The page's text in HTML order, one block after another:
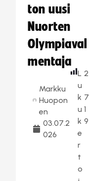
ton uusi
Nuorten
Olympiaval
mentaja
Markku
Huopon
en
03.07.2
026
L
u
k
u
k
e
r
t
o
2
7
1
9